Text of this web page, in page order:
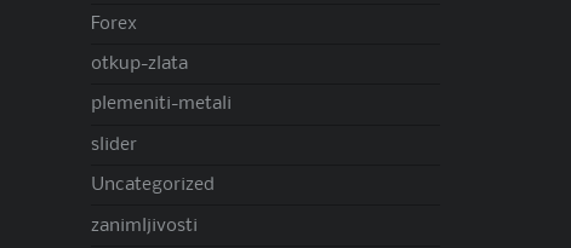
Forex
otkup-zlata
plemeniti-metali
slider
Uncategorized
zanimljivosti